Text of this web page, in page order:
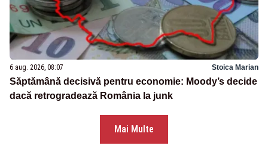
6 aug. 2026, 08:07 Stoica Marian
Săptămână decisivă pentru economie: Moody’s decide
dacă retrogradează România la junk
Mai Multe